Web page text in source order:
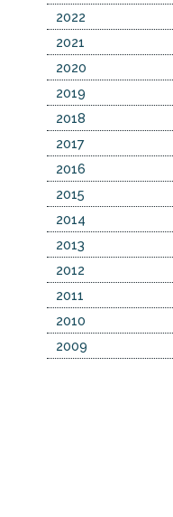
2022
2021
2020
2019
2018
2017
2016
2015
2014
2013
2012
2011
2010
2009